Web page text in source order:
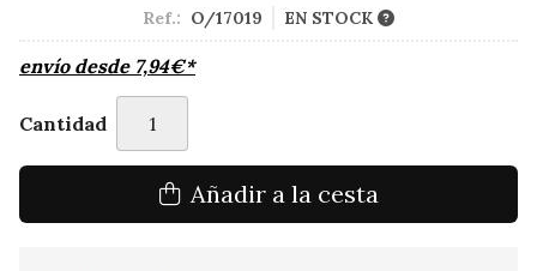
Ref.: O/17019 EN STOCK
envío desde 7,94€*
Cantidad
Añadir a la cesta